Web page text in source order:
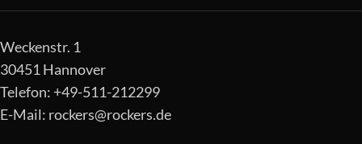
Weckenstr. 1
30451 Hannover
Telefon: +49-511-212299
E-Mail: rockers@rockers.de